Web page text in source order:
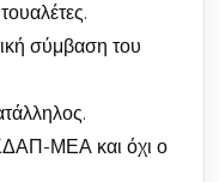
σύμβαση του
ΜΕΑ και όχι ο